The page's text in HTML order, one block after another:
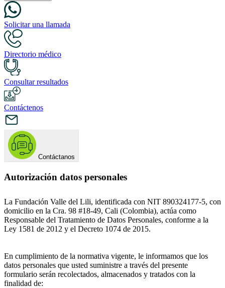
Solicitar una llamada
Directorio médico
Consultar resultados
Contáctenos
Contáctanos
Autorización datos personales
La Fundación Valle del Lili, identificada con NIT 890324177-5, con
domicilio en la Cra. 98 #18-49, Cali (Colombia), actúa como
Responsable del Tratamiento de Datos Personales, conforme a la
Ley 1581 de 2012 y el Decreto 1074 de 2015.
En cumplimiento de la normativa vigente, le informamos que los
datos personales que usted suministre a través del presente
formulario serán recolectados, almacenados y tratados con la
finalidad de: